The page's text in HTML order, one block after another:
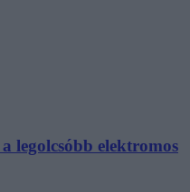
legolcsóbb elektromos